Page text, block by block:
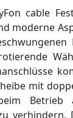
cable
moderne
mit
verhindern.